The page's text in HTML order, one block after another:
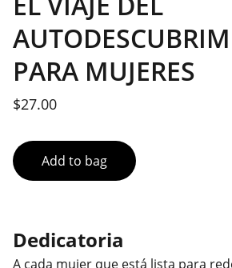
PARA MUJERES
$27.00
Add to bag
Dedicatoria
A cada mujer que está lista para